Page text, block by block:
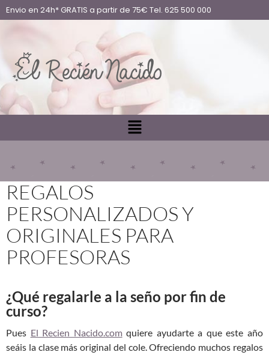
Envio en 24h* GRATIS a partir de 75€ Tel. 625 500 000
REGALOS
PERSONALIZADOS Y
ORIGINALES PARA
PROFESORAS
¿Qué regalarle a la seño por fin de
curso?
Pues El Recien Nacido.comquiere ayudarte a que este año
seáis la clase más original del cole. Ofreciendo muchos regalos